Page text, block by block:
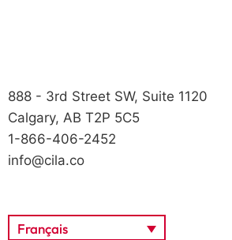
888 - 3rd Street SW, Suite 1120
Calgary, AB T2P 5C5
1-866-406-2452
info@cila.co
Français